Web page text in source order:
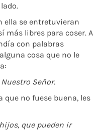
ella se entretuvieran
más libres para coser. A
con palabras
cosa que no le
Señor.
no fuese buena, les
hijos, que pueden ir